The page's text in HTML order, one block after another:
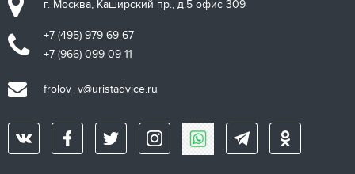
г. Москва, Каширский пр., д.5 офис 309
+7 (495) 979 69-67
+7 (966) 099 09-11
frolov_v@uristadvice.ru